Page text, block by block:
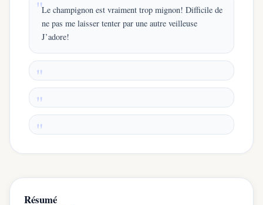
Le champignon est vraiment trop mignon! Difficile de
ne pas me laisser tenter par une autre veilleuse
J’adore!
Résumé